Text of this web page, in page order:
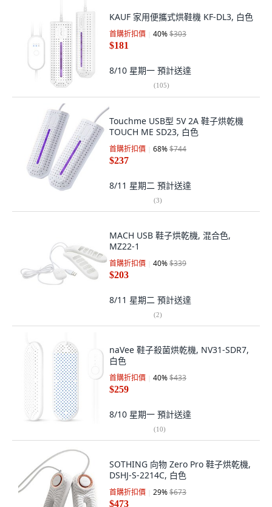
KAUF 家用便攜式烘鞋機 KF-DL3, 白色
首購折扣價 40%$303
$181
8/10 星期一 預計送達
(105)
Touchme USB型 5V 2A 鞋子烘乾機
TOUCH ME SD23, 白色
首購折扣價 68%$744
$237
8/11 星期二 預計送達
(3)
MACH USB 鞋子烘乾機, 混合色,
MZ22-1
首購折扣價 40%$339
$203
8/11 星期二 預計送達
(2)
naVee 鞋子殺菌烘乾機, NV31-SDR7,
白色
首購折扣價 40%$433
$259
8/10 星期一 預計送達
(10)
SOTHING 向物 Zero Pro 鞋子烘乾機,
DSHJ-S-2214C, 白色
首購折扣價 29%$673
$473